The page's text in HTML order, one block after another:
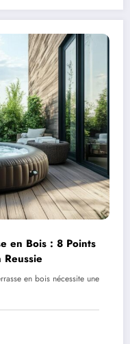
en Bois : 8 Points
en bois nécessite une